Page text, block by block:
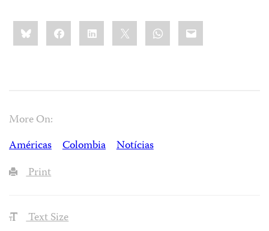
Share
this:BlueskyFacebookLinkedIn WhatsApp
Email
More On:
Américas
Colombia
Notícias
Print
Text Size